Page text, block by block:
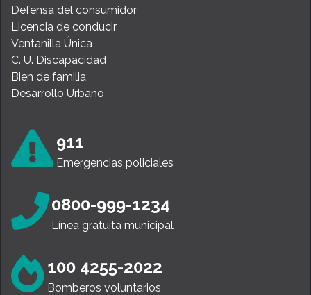
Defensa del consumidor
Licencia de conducir
Ventanilla Única
C. U. Discapacidad
Bien de familia
Desarrollo Urbano
911
Emergencias policiales
0800-999-1234
Línea gratuita municipal
100 4255-2022
Bomberos voluntarios